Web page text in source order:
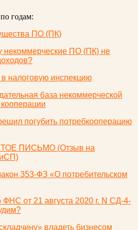
годам:
ПО (ПК)
некоммерческие ПО (ПК) не
налоговую инспекцию
база некоммерческой
погубить потребкооперацию
ПИСЬМО (Отзыв на
353-ФЗ «О потребительском
ФНС от 21 августа 2020 г. N СД-4-
владеть бизнесом